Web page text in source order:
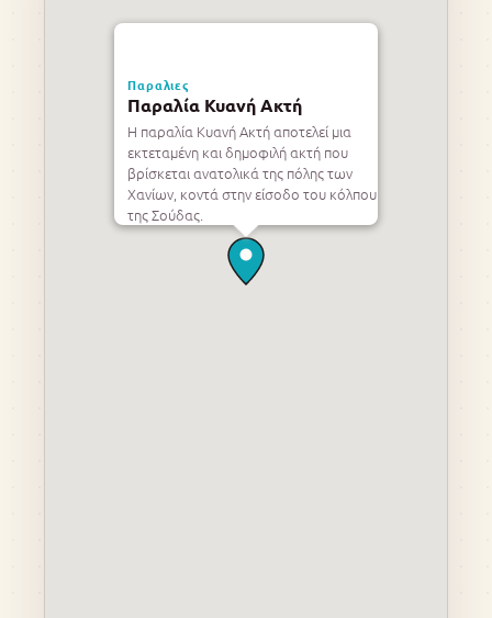
Παραλιες
Παραλία Κυανή Ακτή
Η παραλία Κυανή Ακτή αποτελεί μια
εκτεταμένη και δημοφιλή ακτή που
βρίσκεται ανατολικά της πόλης των
Χανίων, κοντά στην είσοδο του κόλπου
της Σούδας.